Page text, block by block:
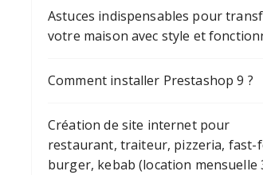
Astuces indispensables pour
votre maison avec style et
Comment installer Prestashop 9 ?
Création de site internet pour
restaurant, traiteur, pizzeria, fast-
burger, kebab (location mensuelle